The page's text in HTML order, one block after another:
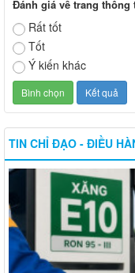
Đánh giá về trang thông
Rất tốt
Tốt
Ý kiến khác
TIN CHỈ ĐẠO - ĐIỀU